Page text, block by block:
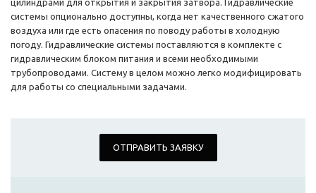
цилиндрами для открытия и закрытия затвора. Гидравлические
системы опционально доступны, когда нет качественного сжатого
воздуха или где есть опасения по поводу работы в холодную
погоду. Гидравлические системы поставляются в комплекте с
гидравлическим блоком питания и всеми необходимыми
трубопроводами. Систему в целом можно легко модифицировать
для работы со специальными задачами.
ОТПРАВИТЬ ЗАЯВКУ